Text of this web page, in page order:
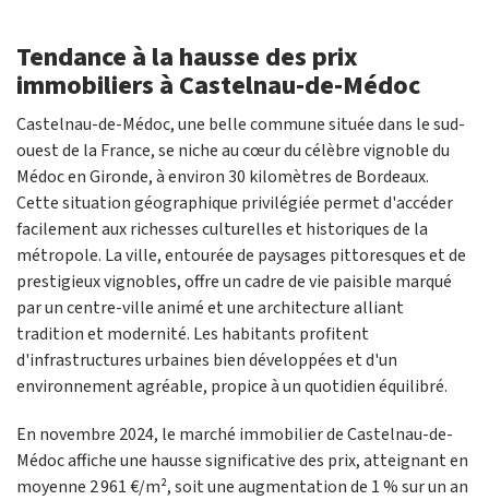
Tendance à la hausse des prix
immobiliers à Castelnau-de-Médoc
Castelnau-de-Médoc, une belle commune située dans le sud-
ouest de la France, se niche au cœur du célèbre vignoble du
Médoc en Gironde, à environ 30 kilomètres de Bordeaux.
Cette situation géographique privilégiée permet d'accéder
facilement aux richesses culturelles et historiques de la
métropole. La ville, entourée de paysages pittoresques et de
prestigieux vignobles, offre un cadre de vie paisible marqué
par un centre-ville animé et une architecture alliant
tradition et modernité. Les habitants profitent
d'infrastructures urbaines bien développées et d'un
environnement agréable, propice à un quotidien équilibré.
En novembre 2024, le marché immobilier de Castelnau-de-
Médoc affiche une hausse significative des prix, atteignant en
moyenne 2 961 €/m², soit une augmentation de 1 % sur un an